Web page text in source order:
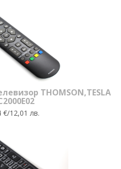
THOMSON,TESLA
€/12,01 лв.